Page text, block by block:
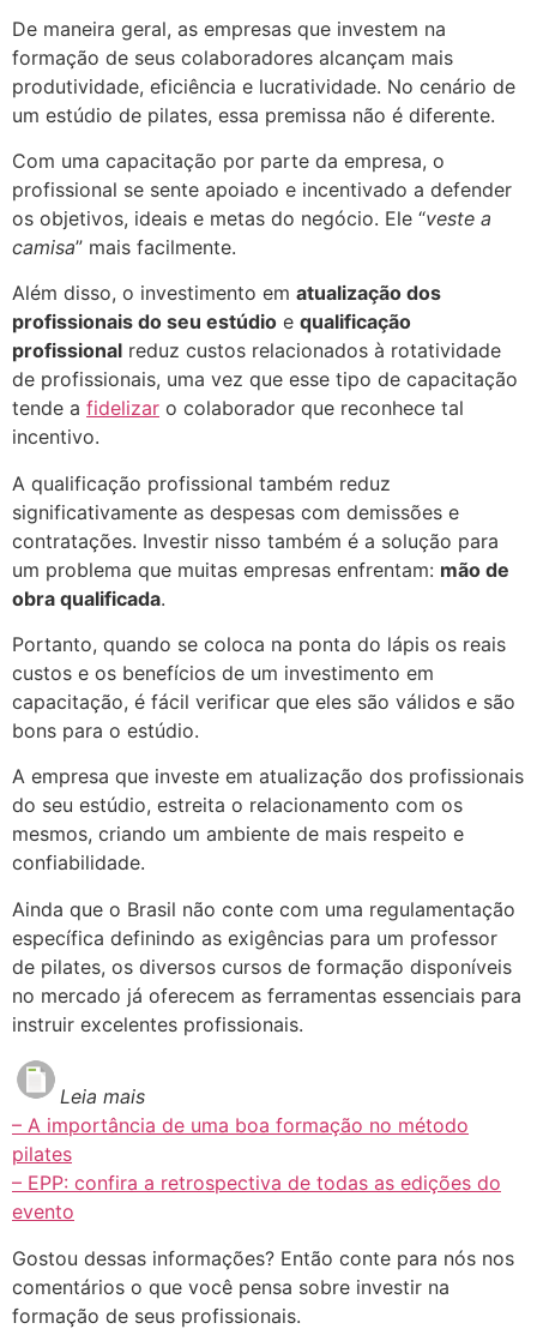
De maneira geral, as empresas que investem na
formação de seus colaboradores alcançam mais
produtividade, eficiência e lucratividade. No cenário de
um estúdio de pilates, essa premissa não é diferente.
Com uma capacitação por parte da empresa, o
profissional se sente apoiado e incentivado a defender
os objetivos, ideais e metas do negócio. Ele “veste a
camisa” mais facilmente.
Além disso, o investimento em atualização dos
profissionais do seu estúdio e qualificação
profissional reduz custos relacionados à rotatividade
de profissionais, uma vez que esse tipo de capacitação
tende a fidelizar o colaborador que reconhece tal
incentivo.
A qualificação profissional também reduz
significativamente as despesas com demissões e
contratações. Investir nisso também é a solução para
um problema que muitas empresas enfrentam: mão de
obra qualificada.
Portanto, quando se coloca na ponta do lápis os reais
custos e os benefícios de um investimento em
capacitação, é fácil verificar que eles são válidos e são
bons para o estúdio.
A empresa que investe em atualização dos profissionais
do seu estúdio, estreita o relacionamento com os
mesmos, criando um ambiente de mais respeito e
confiabilidade.
Ainda que o Brasil não conte com uma regulamentação
específica definindo as exigências para um professor
de pilates, os diversos cursos de formação disponíveis
no mercado já oferecem as ferramentas essenciais para
instruir excelentes profissionais.
Leia mais
– A importância de uma boa formação no método
pilates
– EPP: confira a retrospectiva de todas as edições do
evento
Gostou dessas informações? Então conte para nós nos
comentários o que você pensa sobre investir na
formação de seus profissionais.